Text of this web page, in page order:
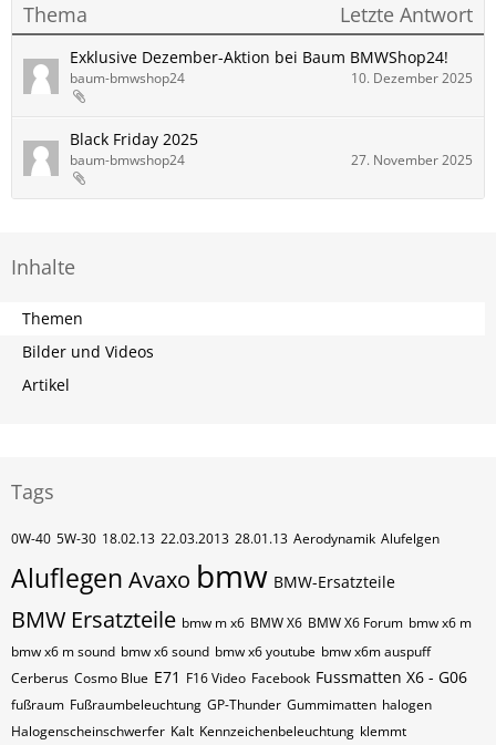
Thema Letzte Antwort
Exklusive Dezember-Aktion bei Baum BMWShop24!
baum-bmwshop24 10. Dezember 2025
Black Friday 2025
baum-bmwshop24 27. November 2025
Inhalte
Themen
Bilder und Videos
Artikel
Tags
0W-40 5W-30 18.02.13 22.03.2013 28.01.13 Aerodynamik Alufelgen
Aluflegen Avaxo bmw BMW-Ersatzteile
BMW Ersatzteile bmw m x6 BMW X6 BMW X6 Forum bmw x6 m
bmw x6 m sound bmw x6 sound bmw x6 youtube bmw x6m auspuff
Cerberus Cosmo Blue E71 F16 Video Facebook Fussmatten X6 - G06
fußraum Fußraumbeleuchtung GP-Thunder Gummimatten halogen
Halogenscheinschwerfer Kalt Kennzeichenbeleuchtung klemmt